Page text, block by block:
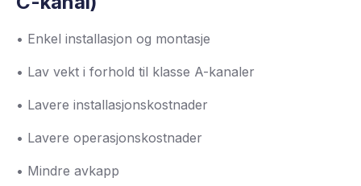
• Enkel installasjon og montasje
• Lav vekt i forhold til klasse A-kanaler
• Lavere installasjonskostnader
• Lavere operasjonskostnader
• Mindre avkapp